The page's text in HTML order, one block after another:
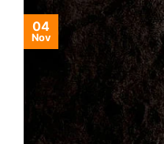
04
Nov